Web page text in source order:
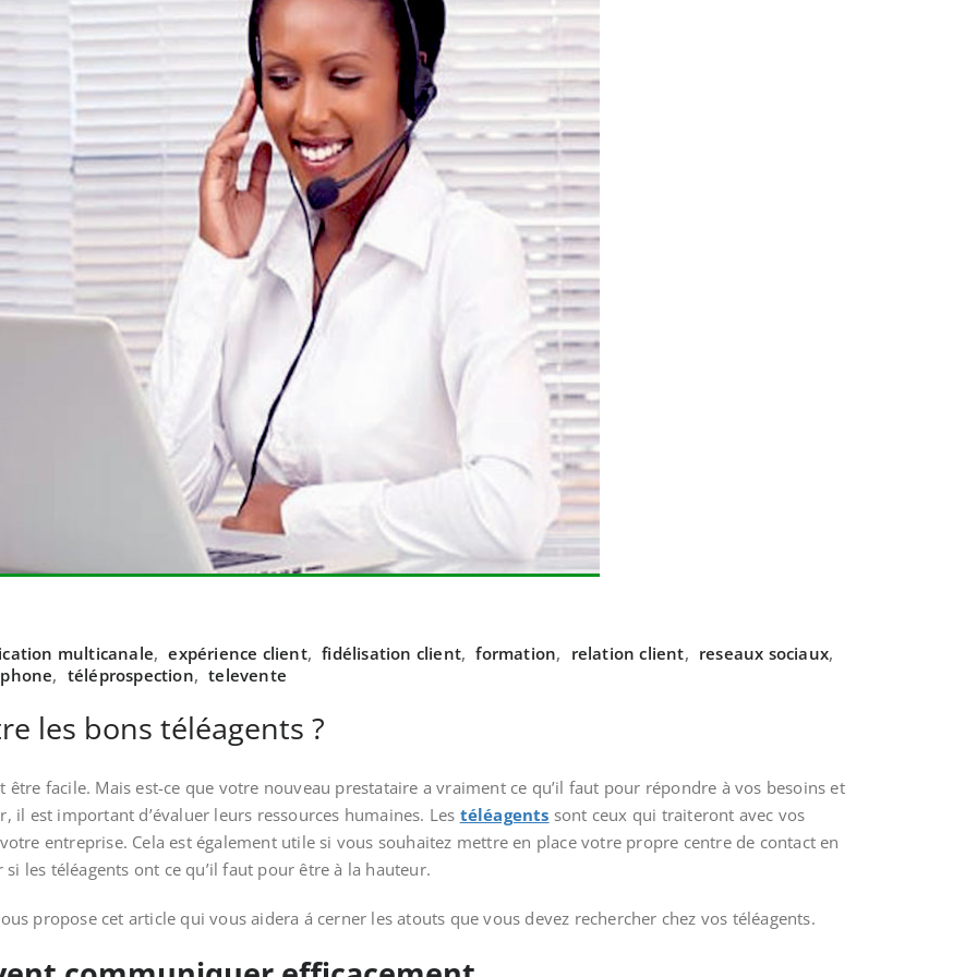
multicanale, expérience client, fidélisation client, formation, relation client, reseaux sociaux,
, téléprospection, televente
les bons téléagents ?
être facile. Mais est-ce que votre nouveau prestataire a vraiment ce qu’il faut pour répondre à vos besoins et
il est important d’évaluer leurs ressources humaines. Les téléagents sont ceux qui traiteront avec vos
entreprise. Cela est également utile si vous souhaitez mettre en place votre propre centre de contact en
les téléagents ont ce qu’il faut pour être à la hauteur.
propose cet article qui vous aidera á cerner les atouts que vous devez rechercher chez vos téléagents.